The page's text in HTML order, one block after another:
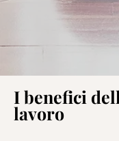
I benefici
lavoro